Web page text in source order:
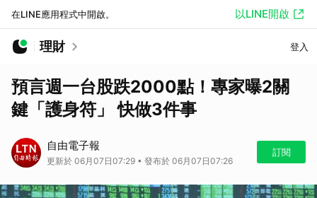
在LINE應用程式中開啟。 以LINE開啟
理財 登入
預言週一台股跌2000點！專家曝2關
鍵「護身符」 快做3件事
自由電子報
更新於 06月07日07:29 • 發布於 06月07日07:26
訂閱